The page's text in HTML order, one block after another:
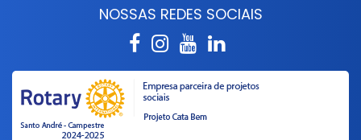
NOSSAS REDES SOCIAIS